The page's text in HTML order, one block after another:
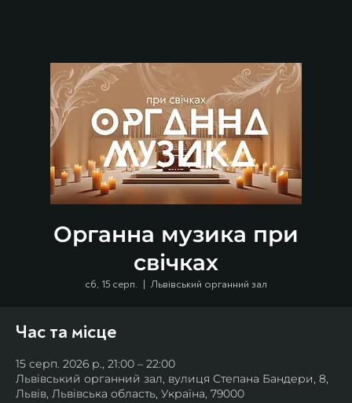
Органна музика при
свічках
сб, 15 серп.
  |
Львівський органний зал
Час та місце
15 серп. 2026 р., 21:00 – 22:00
Львівський органний зал, вулиця Степана Бандери, 8,
Львів, Львівська область, Україна, 79000